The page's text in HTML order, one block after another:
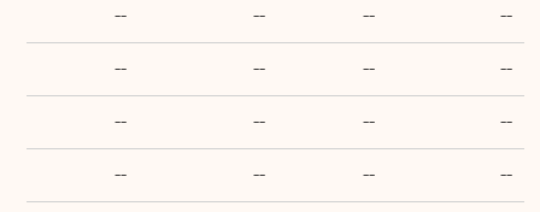
--
--
--
--
--
--
--
--
--
--
--
--
--
--
--
--